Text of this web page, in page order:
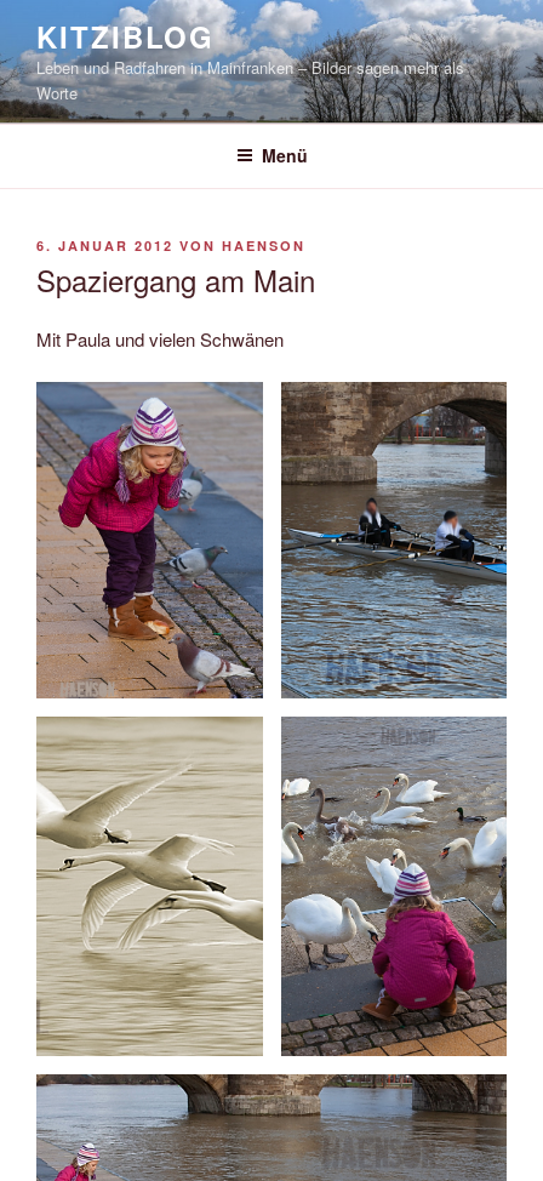
springen
KITZIBLOG
Leben und Radfahren in Mainfranken – Bilder sagen mehr als
Worte
Menü
VERÖFFENTLICHT
6. JANUAR 2012 VON HAENSON
Spaziergang am Main
Mit Paula und vielen Schwänen